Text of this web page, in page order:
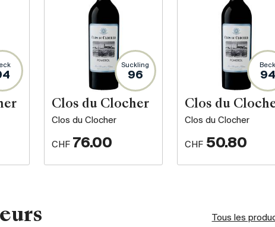
Suckling
96
Clos du Clocher
Clos du Clocher
CHF 76.00
Beck
94
Clos du
Clos du Clocher
CHF 50.80
Tous les